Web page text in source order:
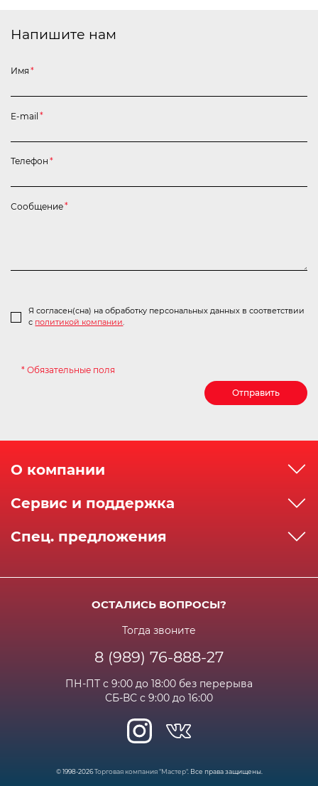
Напишите нам
Имя *
E-mail *
Я согласен(сна) на обработку персональных данных в соответствии
с политикой компании.
Телефон *
Сообщение*
* Обязательные поля
Отправить
О компании
Сервисный центр
Сервис и поддержка
Доставка
Возрат и гарантия
Спец. предложения
Часто задаваемые вопросы
ОСТАЛИСЬ ВОПРОСЫ?
Тогда звоните
8 (989) 76-888-27
ПН-ПТ с 9:00 до 18:00 без перерыва
СБ-ВС с 9:00 до 16:00
© 1998-2026Торговая компания "Мастер". Все права защищены.